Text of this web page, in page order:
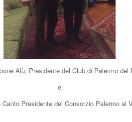
Alù, Presidente del Club di Palermo del
e
Canto Presidente del Consorzio Palermo al